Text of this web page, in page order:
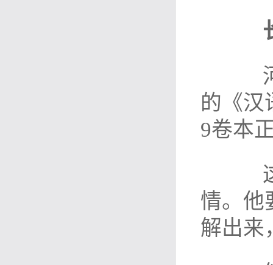
河
的《汉
9卷本
这
情。他
解出来